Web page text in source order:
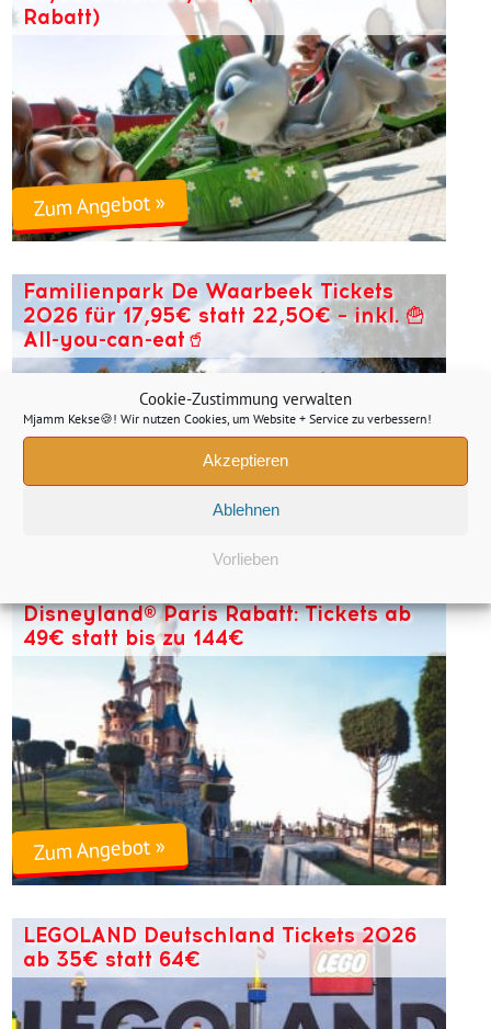
Cookie-Zustimmung verwalten
Mjamm Kekse🍪! Wir nutzen Cookies, um Website + Service zu verbessern!
Akzeptieren
Ablehnen
Vorlieben
Zum Angebot »
Rabatt)
Familienpark De Waarbeek Tickets
2026 für 17,95€ statt 22,50€ – inkl. 🍟
All-you-can-eat🥤
Zum Angebot »
Disneyland® Paris Rabatt: Tickets ab
49€ statt bis zu 144€
LEGOLAND Deutschland Tickets 2026
ab 35€ statt 64€